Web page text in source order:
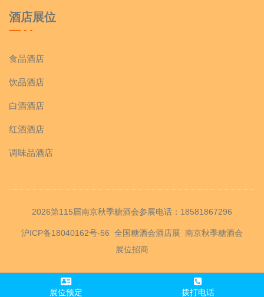
酒店展位
食品酒店
饮品酒店
白酒酒店
红酒酒店
调味品酒店
2026第115届南京秋季糖酒会参展电话：18581867296
沪ICP备18040162号-56 全国糖酒会酒店展 南京秋季糖酒会
展位招商
展位预定 拨打电话